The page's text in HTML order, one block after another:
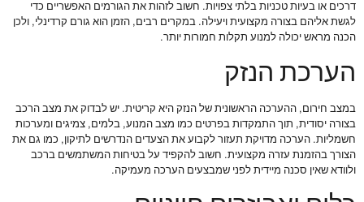
דרכים או בעיות טכניות בלתי צפויות. חשוב לזהות את הגורמים האפשריים כדי
לגשת אליהם בצורה מקצועית ויעילה. במקרים רבים, הזמן הוא גורם קרדינלי, ולכן
הכנה מראש יכולה למנוע תקלות חמורות יותר.
הערכת הנזק
במצב חירום, ההערכה הראשונית של הנזק היא קריטית. יש לבדוק את מצב הרכב
בצורה יסודית, תוך התמקדות בפרטים כמו מצב המנוע, בלמים, צמיגים ומערכות
חשמליות. הערכה מדויקת תעזור לקבוע את הצעדים הנדרשים לתיקון, כמו גם את
הצורך בהזמנת עזרה מקצועית. חשוב להקפיד על בטיחות המשתמשים ברכב
ולוודא שאין סכנה מיידית לפני שמבצעים הערכה מעמיקה.